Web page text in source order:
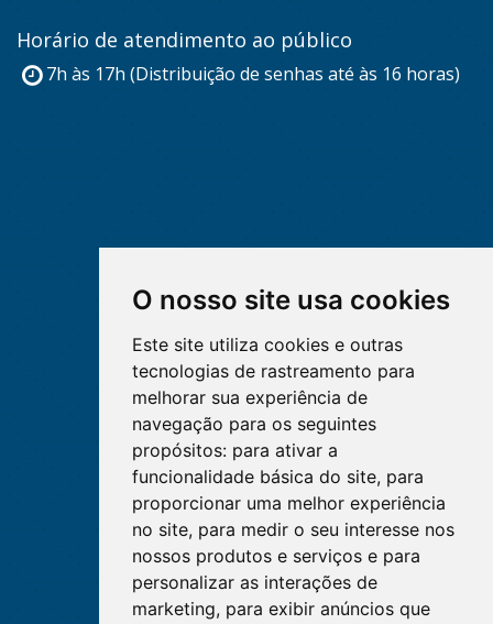
O nosso site usa cookies
Este site utiliza cookies e outras
tecnologias de rastreamento para
melhorar sua experiência de
navegação para os seguintes
propósitos: para ativar a
funcionalidade básica do site, para
proporcionar uma melhor experiência
no site, para medir o seu interesse nos
nossos produtos e serviços e para
personalizar as interações de
marketing, para exibir anúncios que
Horário de atendimento ao público
7h às 17h (Distribuição de senhas até às 16 horas)